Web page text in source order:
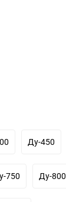
Ду-450
750 Ду-800